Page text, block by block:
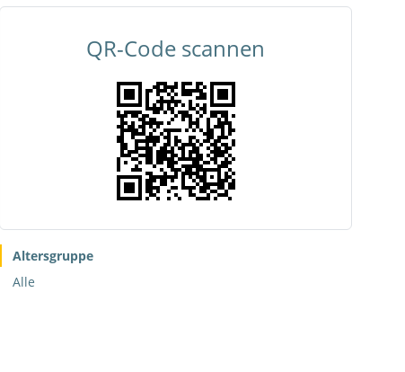
QR-Code scannen
Altersgruppe
Alle